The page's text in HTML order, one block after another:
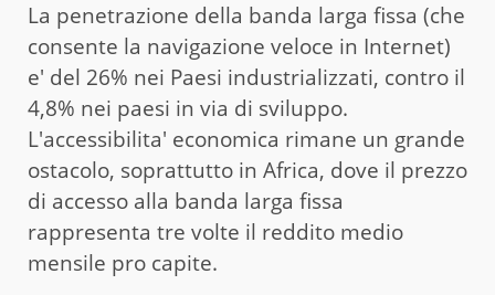
La penetrazione della banda larga fissa (che
consente la navigazione veloce in Internet)
e' del 26% nei Paesi industrializzati, contro il
4,8% nei paesi in via di sviluppo.
L'accessibilita' economica rimane un grande
ostacolo, soprattutto in Africa, dove il prezzo
di accesso alla banda larga fissa
rappresenta tre volte il reddito medio
mensile pro capite.